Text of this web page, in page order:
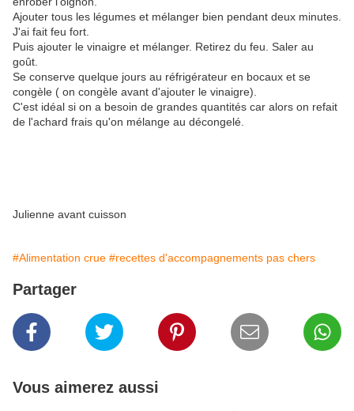
Ajouter tous les légumes et mélanger bien pendant deux minutes.
J'ai fait feu fort.
Puis ajouter le vinaigre et mélanger. Retirez du feu. Saler au
goût.
Se conserve quelque jours au réfrigérateur en bocaux et se
congèle ( on congèle avant d'ajouter le vinaigre).
C'est idéal si on a besoin de grandes quantités car alors on refait
de l'achard frais qu'on mélange au décongelé.
Julienne avant cuisson
#Alimentation crue #recettes d'accompagnements pas chers
Partager
Vous aimerez aussi